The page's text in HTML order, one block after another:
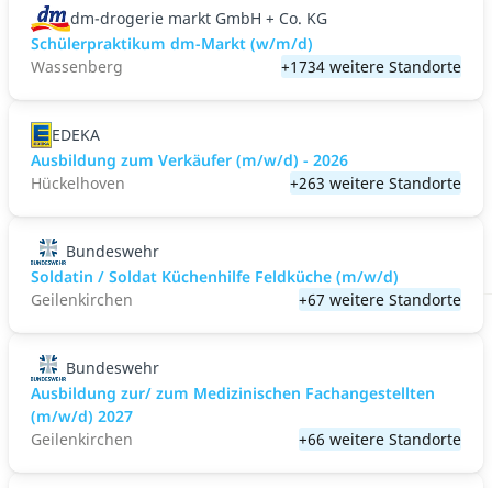
dm-drogerie markt GmbH + Co. KG
Schülerpraktikum dm-Markt (w/m/d)
Wassenberg
+1734 weitere Standorte
EDEKA
Ausbildung zum Verkäufer (m/w/d) - 2026
Hückelhoven
+263 weitere Standorte
Bundeswehr
Soldatin / Soldat Küchenhilfe Feldküche (m/w/d)
Geilenkirchen
+67 weitere Standorte
Bundeswehr
Ausbildung zur/ zum Medizinischen Fachangestellten
(m/w/d) 2027
Geilenkirchen
+66 weitere Standorte